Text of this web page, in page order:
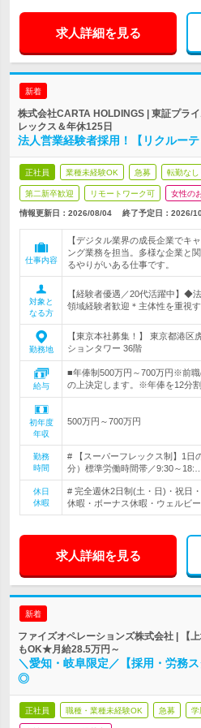
求人詳細を見る
新着
株式会社CARTA HOLDINGS | 東証プラ
レックス＆年休125日
法人営業経験者採用！【リクルーテ
正社員 業種未経験OK 急募 転勤なし
第二新卒歓迎 リモートワーク可 女性の
情報更新日：2026/08/04 終了予定日： 2026/
仕事内容
【デジタル業界の成長企業でキ
ング業務を担当。多様な企業と
るやりがいある仕事です。
対象と
なる方
【経験者優遇／20代活躍中】◆
領域経験者歓迎＊主体性を重視
勤務地
【東京本社募集！】 東京都港区
ションタワー 36階
給与
■年俸制500万円～700万円※前
の上決定します。※年俸を12分
初年度
年収
500万円～700万円
勤務
時間
# 【スーパーフレックス制】1日
分）標準労働時間帯／9:30～18:…
休日
休暇
# 完全週休2日制(土・日)・祝日
休暇・ボーナス休暇・ウェルビ
求人詳細を見る
新着
ファイズオペレーションズ株式会社 | 【
もOK★月給28.5万円～
＼愛知・岐阜限定／【採用・労務
◎
正社員 職種・業種未経験OK 急募 学